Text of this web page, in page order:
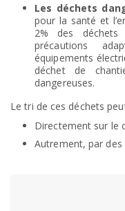
Les déchets
pour la santé et
2% des
précautions
équipements
déchet de
dangereuses.
Le tri de ces déchets
Directement sur le
Autrement, par